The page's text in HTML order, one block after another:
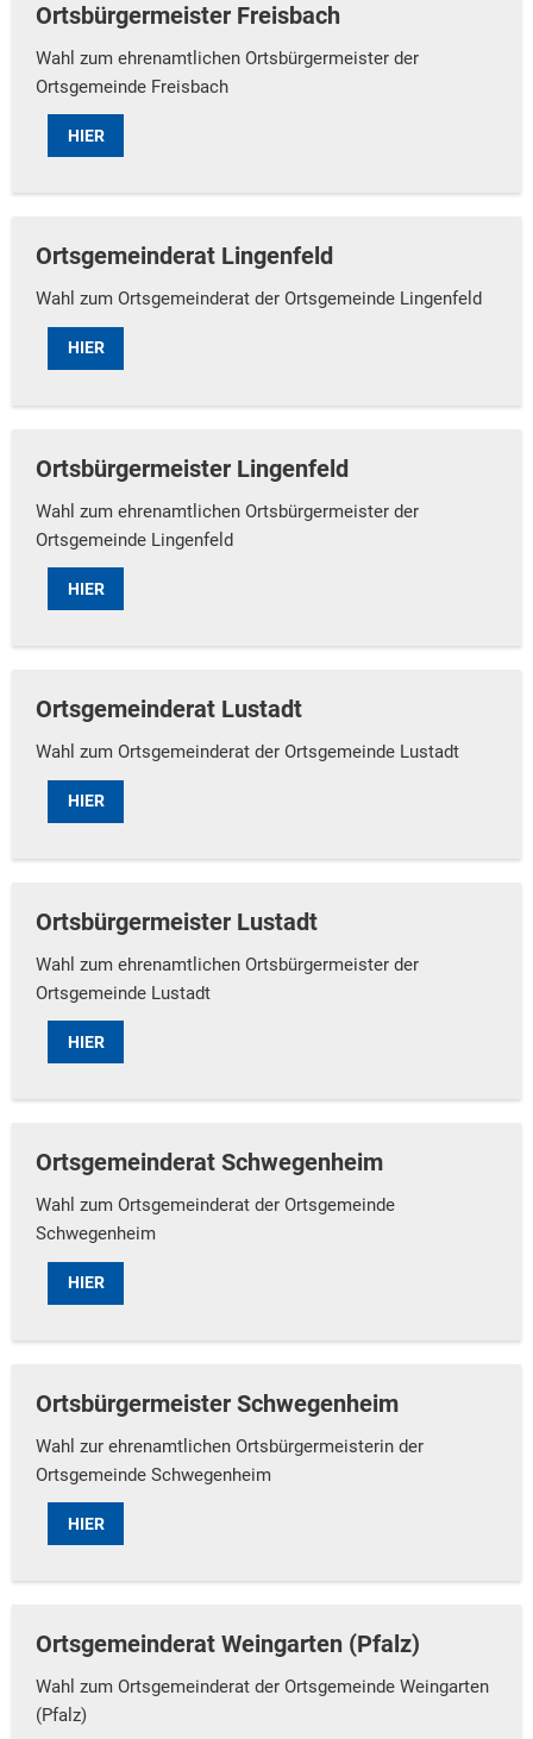
Ortsbürgermeister Freisbach
Wahl zum ehrenamtlichen Ortsbürgermeister der
Ortsgemeinde Freisbach
HIER
Ortsgemeinderat Lingenfeld
Wahl zum Ortsgemeinderat der Ortsgemeinde Lingenfeld
HIER
Ortsbürgermeister Lingenfeld
Wahl zum ehrenamtlichen Ortsbürgermeister der
Ortsgemeinde Lingenfeld
HIER
Ortsgemeinderat Lustadt
Wahl zum Ortsgemeinderat der Ortsgemeinde Lustadt
HIER
Ortsbürgermeister Lustadt
Wahl zum ehrenamtlichen Ortsbürgermeister der
Ortsgemeinde Lustadt
HIER
Ortsgemeinderat Schwegenheim
Wahl zum Ortsgemeinderat der Ortsgemeinde
Schwegenheim
HIER
Ortsbürgermeister Schwegenheim
Wahl zur ehrenamtlichen Ortsbürgermeisterin der
Ortsgemeinde Schwegenheim
HIER
Ortsgemeinderat Weingarten (Pfalz)
Wahl zum Ortsgemeinderat der Ortsgemeinde Weingarten
(Pfalz)